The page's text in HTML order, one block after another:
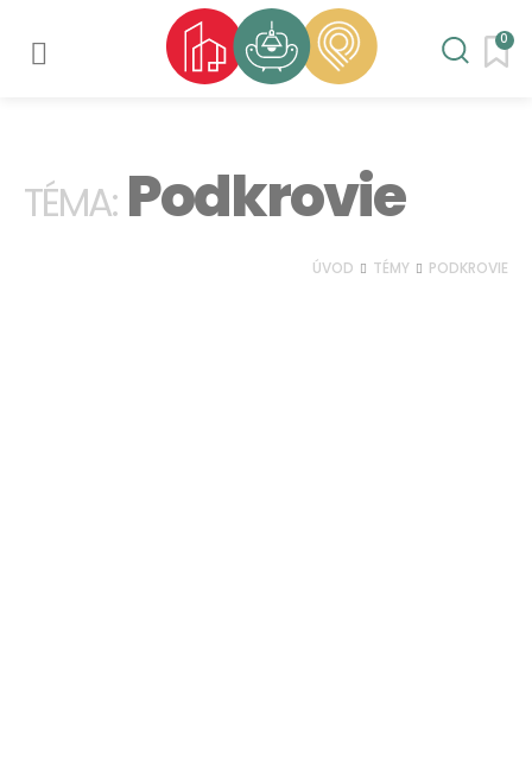
0
TÉMA: Podkrovie
ÚVOD TÉMY PODKROVIE